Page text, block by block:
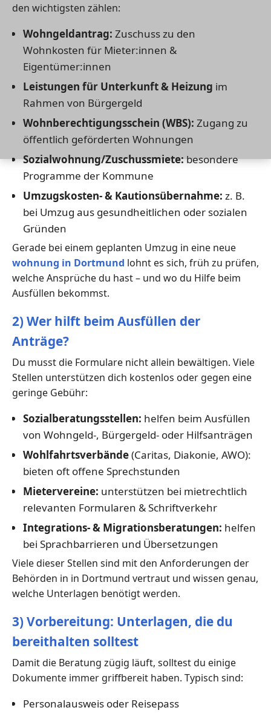
den wichtigsten zählen:
Wohngeldantrag: Zuschuss zu den
Wohnkosten für Mieter:innen &
Eigentümer:innen
Leistungen für Unterkunft & Heizung im
Rahmen von Bürgergeld
Wohnberechtigungsschein (WBS): Zugang zu
öffentlich geförderten Wohnungen
Sozialwohnung/Zuschussmiete:besondere
Programme der Kommune
Umzugskosten- & Kautionsübernahme: z. B.
bei Umzug aus gesundheitlichen oder sozialen
Gründen
Gerade bei einem geplanten Umzug in eine neue
wohnung in Dortmund lohnt es sich, früh zu prüfen,
welche Ansprüche du hast – und wo du Hilfe beim
Ausfüllen bekommst.
2) Wer hilft beim Ausfüllen der
Anträge?
Du musst die Formulare nicht allein bewältigen. Viele
Stellen unterstützen dich kostenlos oder gegen eine
geringe Gebühr:
Sozialberatungsstellen: helfen beim Ausfüllen
von Wohngeld-, Bürgergeld- oder Hilfsanträgen
Wohlfahrtsverbände(Caritas, Diakonie, AWO):
bieten oft offene Sprechstunden
Mietervereine: unterstützen bei mietrechtlich
relevanten Formularen & Schriftverkehr
Integrations- & Migrationsberatungen: helfen
bei Sprachbarrieren und Übersetzungen
Viele dieser Stellen sind mit den Anforderungen der
Behörden in in Dortmund vertraut und wissen genau,
welche Unterlagen benötigt werden.
3) Vorbereitung: Unterlagen, die du
bereithalten solltest
Damit die Beratung zügig läuft, solltest du einige
Dokumente immer griffbereit haben. Typisch sind:
Personalausweis oder Reisepass